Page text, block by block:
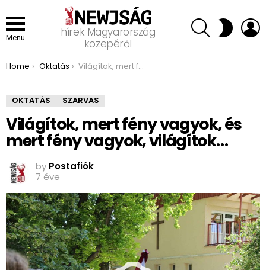
Menu
hírek Magyarország
közepéről
SEARCH SWITCH
SKIN
You are here:
Home Oktatás Világítok, mert fény vagyok, és mert fény vagyok, világítok…
OKTATÁS SZARVAS
Világítok, mert fény vagyok, és
mert fény vagyok, világítok…
by Postafiók
7 éve